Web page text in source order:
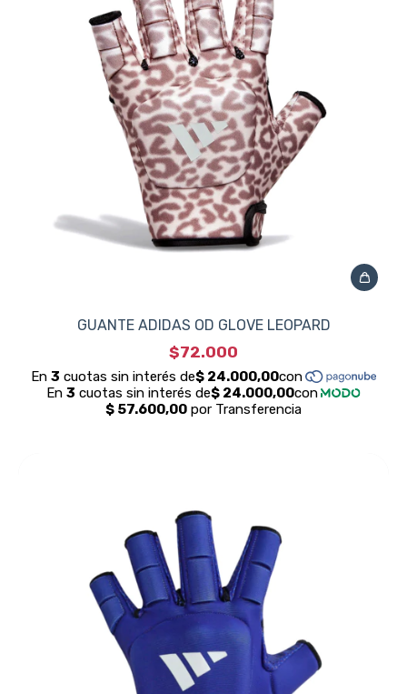
GUANTE ADIDAS OD GLOVE LEOPARD
$72.000